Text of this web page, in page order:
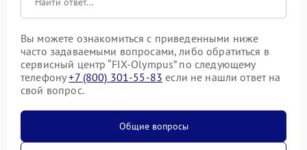
Вы можете ознакомиться с приведенными ниже
часто задаваемыми вопросами, либо обратиться в
сервисный центр “FIX-Olympus” по следующему
телефону+7 (800) 301-55-83 если не нашли ответ на
свой вопрос.
Общие вопросы